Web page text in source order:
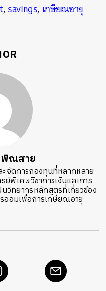
,savings, เกษียณอายุ
ณสาย
จัดการกองทุนที่หลากหลาย
ย์พิเศษวิชาการเงินและการ
วิทยากรหลักสูตรที่เกี่ยวข้อง
ออมเพื่อการเกษียณอายุ